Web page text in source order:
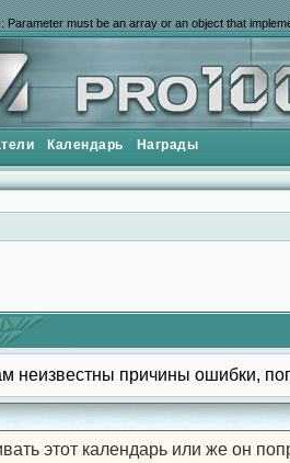
Parameter must be an array or an object that
Календарь Награды
неизвестны причины ошибки,
этот календарь или же он